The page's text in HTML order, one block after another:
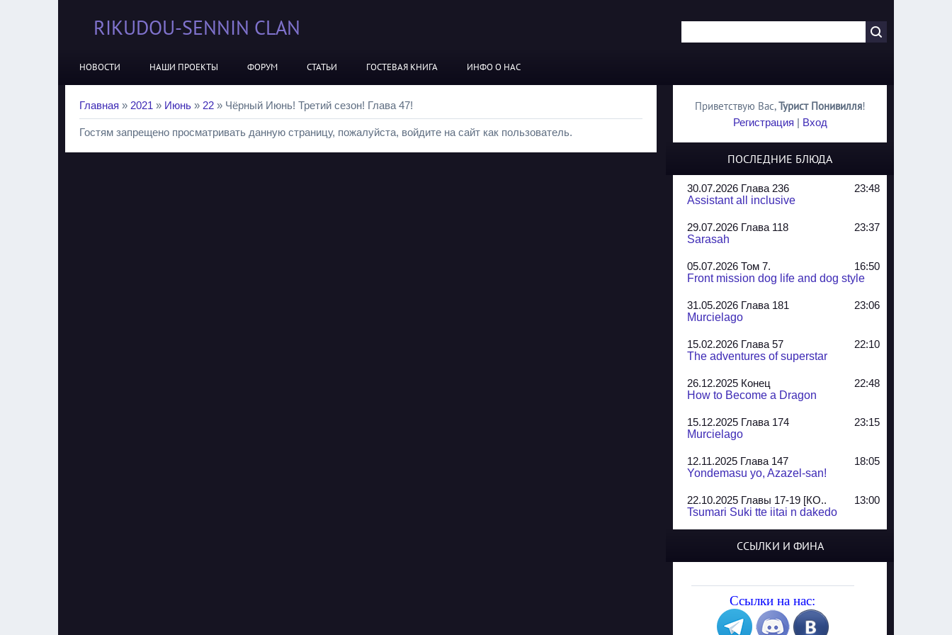
RIKUDOU-SENNIN CLAN
НОВОСТИ НАШИ ПРОЕКТЫ ФОРУМ СТАТЬИ ГОСТЕВАЯ КНИГА ИНФО О НАС
Главная » 2021 » Июнь » 22 » Чёрный Июнь! Третий сезон! Глава 47!
Гостям запрещено просматривать данную страницу, пожалуйста, войдите на сайт как пользователь.
Приветствую Вас,Турист Понивилля!
Регистрация | Вход
ПОСЛЕДНИЕ БЛЮДА
30.07.2026 Глава 236
23:48
Assistant all inclusive
29.07.2026 Глава 118
23:37
Sarasah
05.07.2026 Том 7.
16:50
Front mission dog life and dog style
31.05.2026 Глава 181
23:06
Murcielago
15.02.2026 Глава 57
22:10
The adventures of superstar
26.12.2025 Конец
22:48
How to Become a Dragon
15.12.2025 Глава 174
23:15
Murcielago
12.11.2025 Глава 147
18:05
Yondemasu yo, Azazel-san!
22.10.2025 Главы 17-19 [КО..
13:00
Tsumari Suki tte iitai n dakedo
Jungle Juice
Yozakura Shijuusou
08.08.2025 Глава 50
A Compendium of Ghosts
ССЫЛКИ И ФИНА
Ссылки на нас: